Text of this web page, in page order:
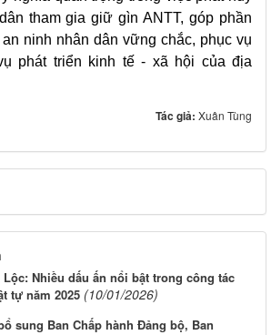
tham gia giữ gìn ANTT, góp phần
ninh nhân dân vững chắc, phục vụ
phát triển kinh tế - xã hội của địa
Tác giả: Xuân Tùng
Lộc: Nhiều dấu ấn nổi bật trong công tác
tự năm 2025 (10/01/2026)
sung Ban Chấp hành Đảng bộ, Ban